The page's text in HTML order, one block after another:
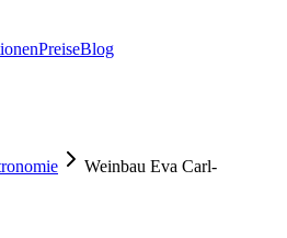
PreiseBlog
Weinbau Eva Carl-